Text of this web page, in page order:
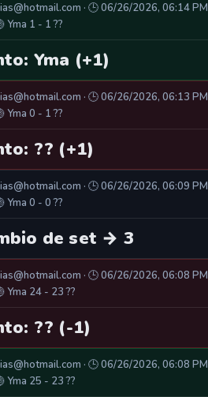
· 🕒 06/26/2026, 06:14 PM
Yma 1 - 1 ??
Yma (+1)
· 🕒 06/26/2026, 06:13 PM
Yma 0 - 1 ??
?? (+1)
· 🕒 06/26/2026, 06:09 PM
Yma 0 - 0 ??
de set → 3
· 🕒 06/26/2026, 06:08 PM
Yma 24 - 23 ??
?? (-1)
· 🕒 06/26/2026, 06:08 PM
Yma 25 - 23 ??